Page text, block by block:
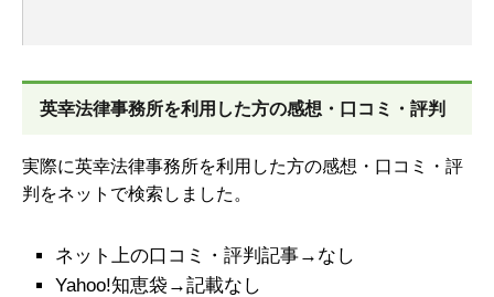
英幸法律事務所を利用した方の感想・口コミ・評判
実際に英幸法律事務所を利用した方の感想・口コミ・評
判をネットで検索しました。
ネット上の口コミ・評判記事→なし
Yahoo!知恵袋→記載なし